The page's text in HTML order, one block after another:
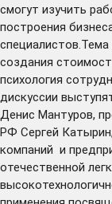
смогут изучить
построения
создания
психология
дискуссии
Денис Мантуров,
РФ Сергей
компаний и
отечественной